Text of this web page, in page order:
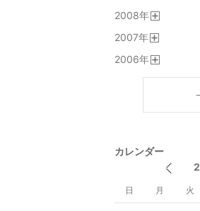
2008年
2007年
2006年
カレンダー
日 月 火